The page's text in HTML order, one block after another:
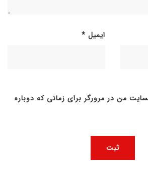
ایمیل *
من در مرورگر برای زمانی که دوباره